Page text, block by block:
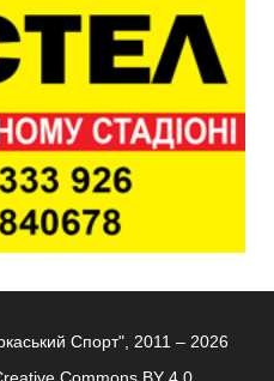
Спорт", 2011 – 2026